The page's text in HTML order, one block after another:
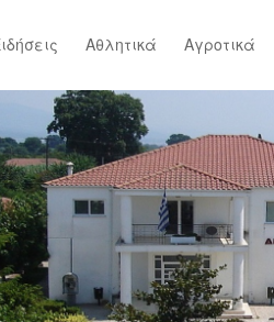
Αθλητικά Αγροτικά